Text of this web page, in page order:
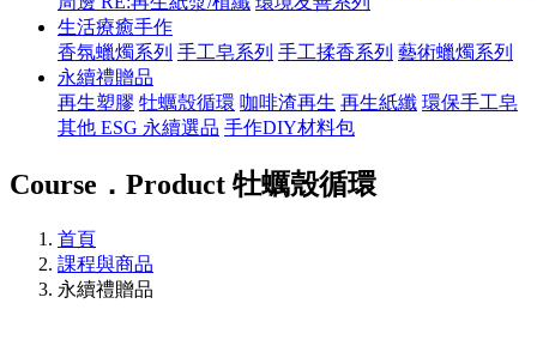
生活療癒手作
香氛蠟燭系列 手工皂系列 手工揉香系列 藝術蠟燭系列
永續禮贈品
再生塑膠 牡蠣殼循環 咖啡渣再生 再生紙纖 環保手工皂
其他 ESG 永續選品 手作DIY材料包
Course．Product 牡蠣殼循環
首頁
課程與商品
永續禮贈品